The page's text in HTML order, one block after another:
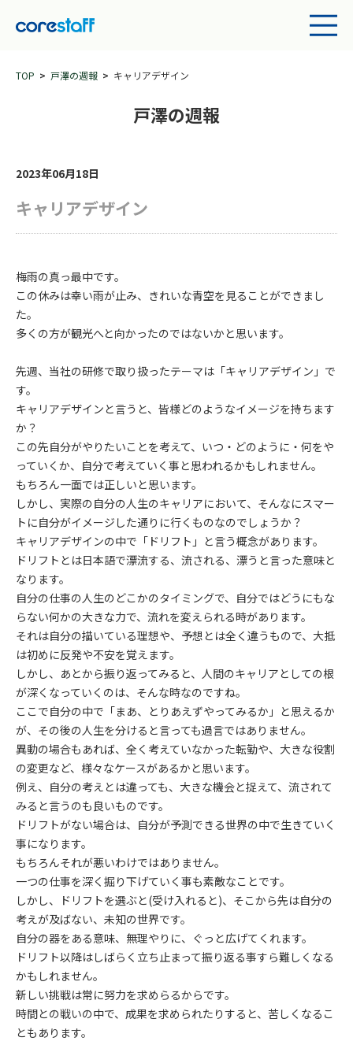
TOP 戸澤の週報 キャリアデザイン
戸澤の週報
2023年06月18日
キャリアデザイン
梅雨の真っ最中です。
この休みは幸い雨が止み、きれいな青空を見ることができまし
た。
多くの方が観光へと向かったのではないかと思います。
先週、当社の研修で取り扱ったテーマは「キャリアデザイン」で
す。
キャリアデザインと言うと、皆様どのようなイメージを持ちます
か？
この先自分がやりたいことを考えて、いつ・どのように・何をや
っていくか、自分で考えていく事と思われるかもしれません。
もちろん一面では正しいと思います。
しかし、実際の自分の人生のキャリアにおいて、そんなにスマー
トに自分がイメージした通りに行くものなのでしょうか？
キャリアデザインの中で「ドリフト」と言う概念があります。
ドリフトとは日本語で漂流する、流される、漂うと言った意味と
なります。
自分の仕事の人生のどこかのタイミングで、自分ではどうにもな
らない何かの大きな力で、流れを変えられる時があります。
それは自分の描いている理想や、予想とは全く違うもので、大抵
は初めに反発や不安を覚えます。
しかし、あとから振り返ってみると、人間のキャリアとしての根
が深くなっていくのは、そんな時なのですね。
ここで自分の中で「まあ、とりあえずやってみるか」と思えるか
が、その後の人生を分けると言っても過言ではありません。
異動の場合もあれば、全く考えていなかった転勤や、大きな役割
の変更など、様々なケースがあるかと思います。
例え、自分の考えとは違っても、大きな機会と捉えて、流されて
みると言うのも良いものです。
ドリフトがない場合は、自分が予測できる世界の中で生きていく
事になります。
もちろんそれが悪いわけではありません。
一つの仕事を深く掘り下げていく事も素敵なことです。
しかし、ドリフトを選ぶと(受け入れると)、そこから先は自分の
考えが及ばない、未知の世界です。
自分の器をある意味、無理やりに、ぐっと広げてくれます。
ドリフト以降はしばらく立ち止まって振り返る事すら難しくなる
かもしれません。
新しい挑戦は常に努力を求めらるからです。
時間との戦いの中で、成果を求められたりすると、苦しくなるこ
ともあります。